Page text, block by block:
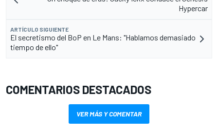
Hypercar
ARTÍCULO SIGUIENTE
El secretismo del BoP en Le Mans: "Hablamos demasiado
tiempo de ello"
COMENTARIOS DESTACADOS
VER MÁS Y COMENTAR